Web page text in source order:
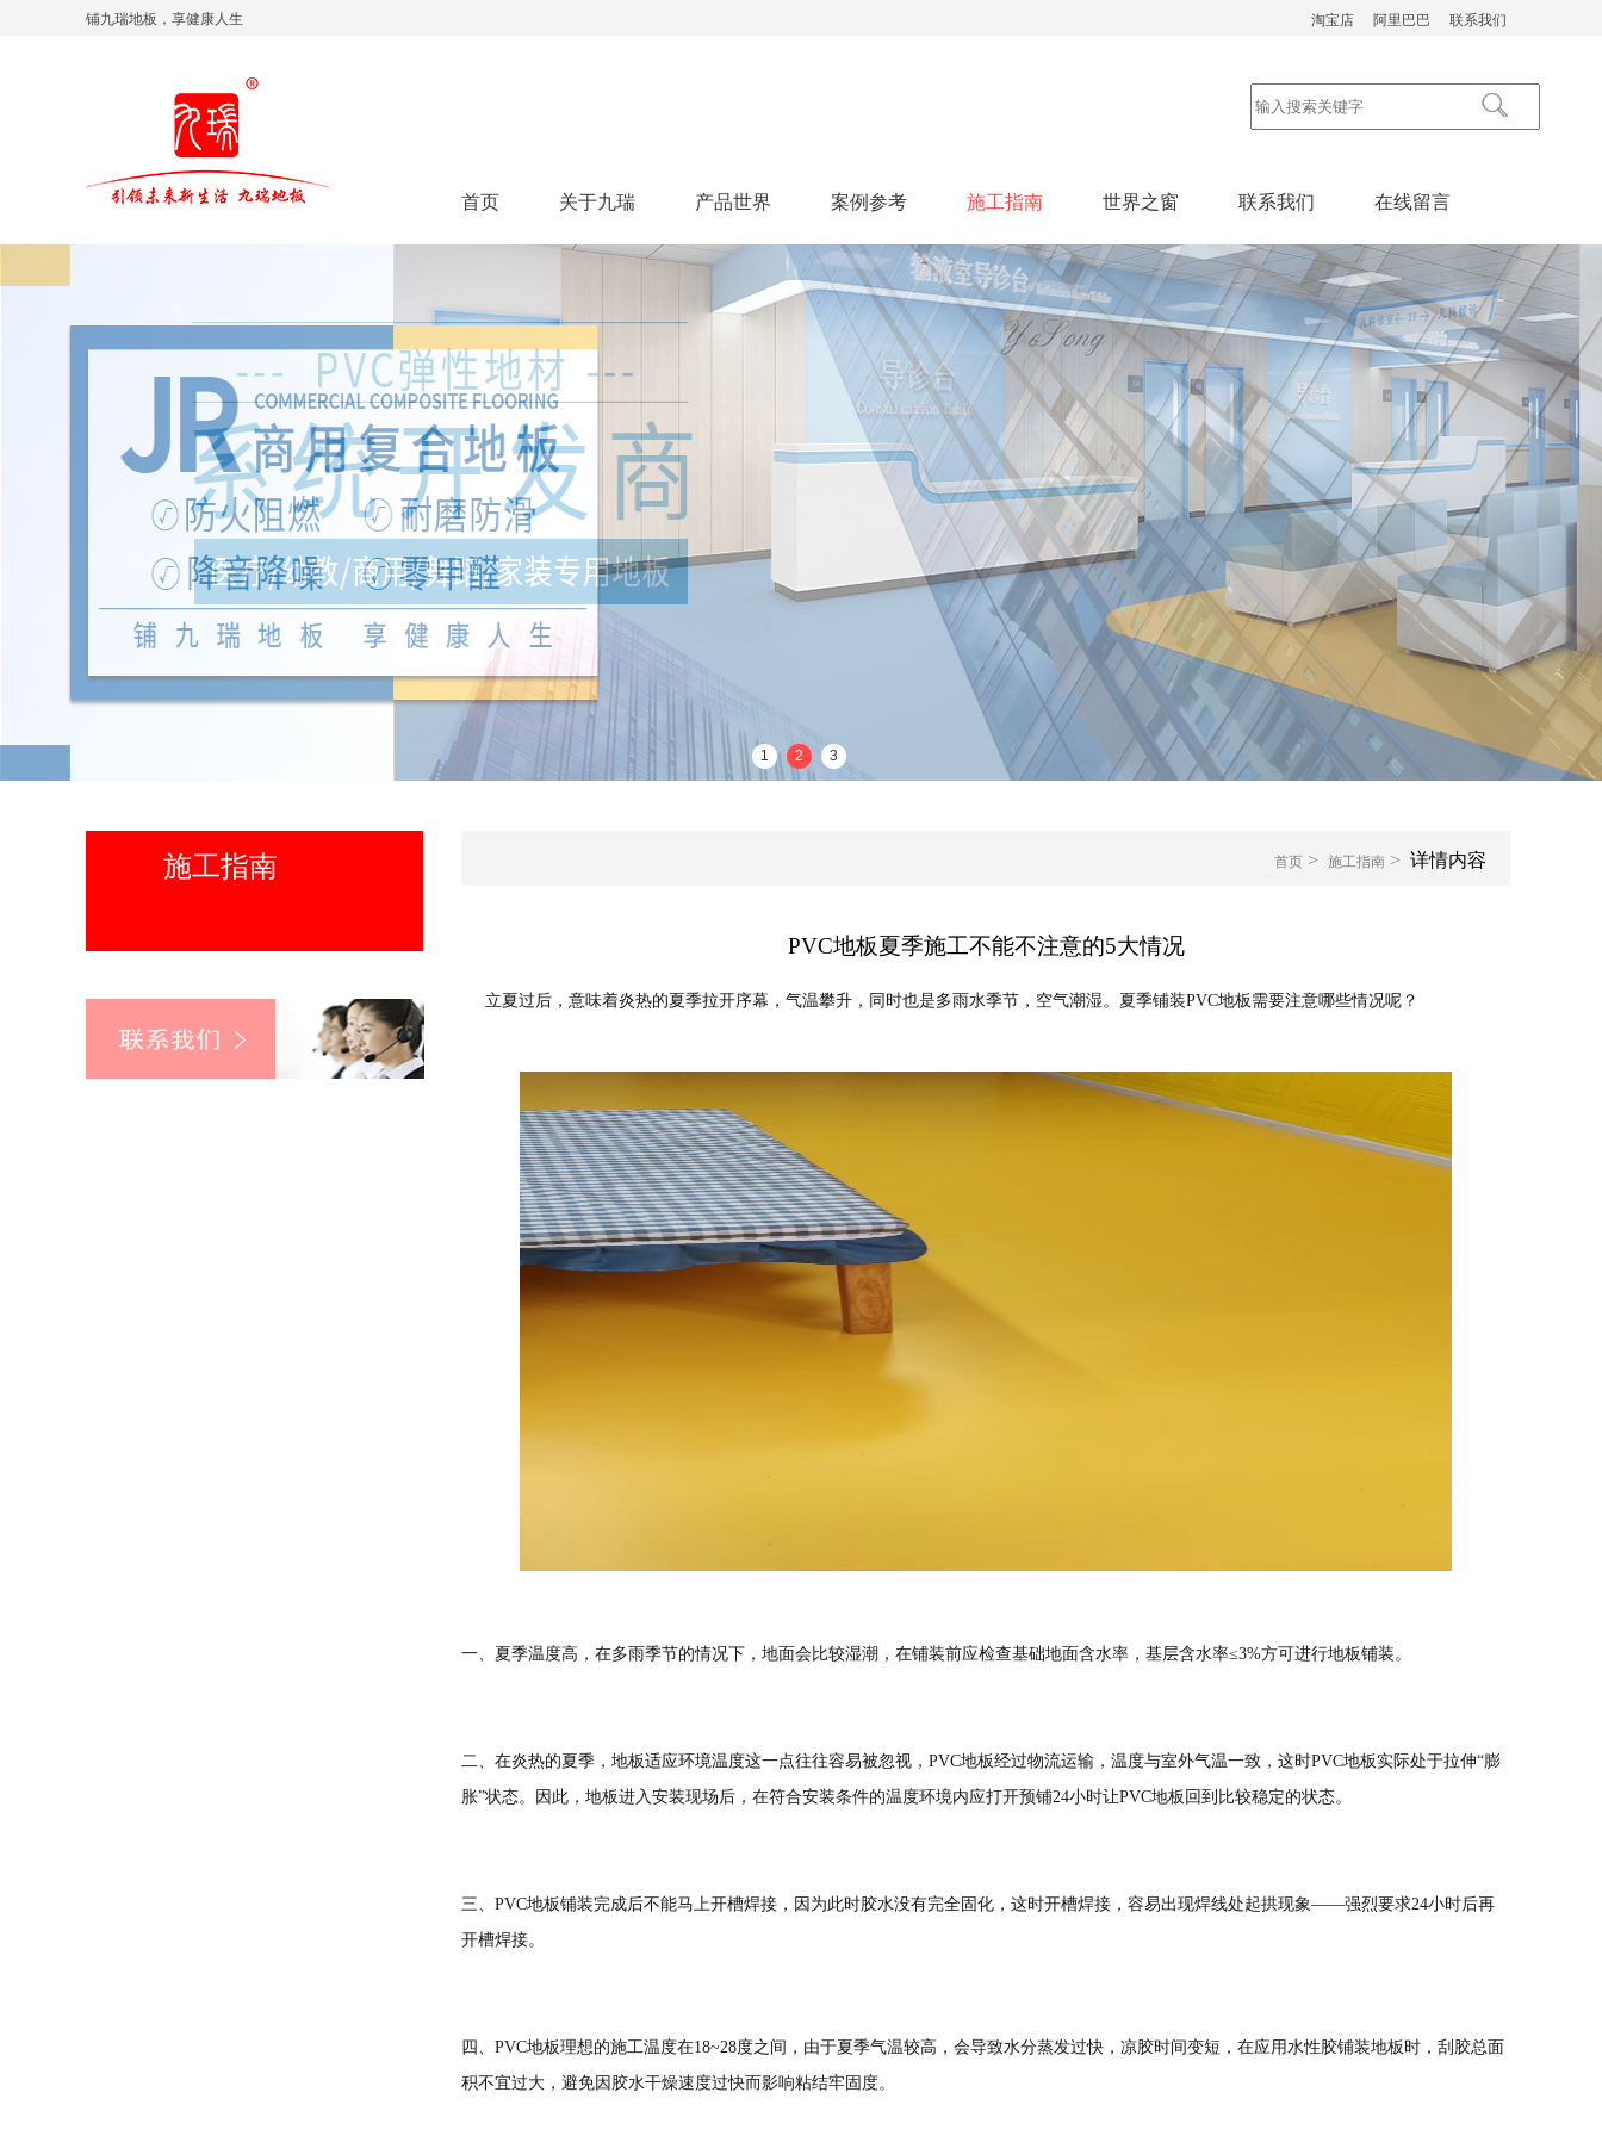
铺九瑞地板，享健康人生 淘宝店 阿里巴巴 联系我们
首页 关于九瑞 产品世界 案例参考 施工指南 世界之窗 联系我们 在线留言
1 2 3
施工指南 首页 > 施工指南 > 详情内容
PVC地板夏季施工不能不注意的5大情况
立夏过后，意味着炎热的夏季拉开序幕，气温攀升，同时也是多雨水季节，空气潮湿。夏季铺装PVC地板需要注意哪些情况呢？
一、夏季温度高，在多雨季节的情况下，地面会比较湿潮，在铺装前应检查基础地面含水率，基层含水率≤3%方可进行地板铺装。
二、在炎热的夏季，地板适应环境温度这一点往往容易被忽视，PVC地板经过物流运输，温度与室外气温一致，这时PVC地板实际处于拉伸“膨
胀”状态。因此，地板进入安装现场后，在符合安装条件的温度环境内应打开预铺24小时让PVC地板回到比较稳定的状态。
三、PVC地板铺装完成后不能马上开槽焊接，因为此时胶水没有完全固化，这时开槽焊接，容易出现焊线处起拱现象——强烈要求24小时后再
开槽焊接。
四、PVC地板理想的施工温度在18~28度之间，由于夏季气温较高，会导致水分蒸发过快，凉胶时间变短，在应用水性胶铺装地板时，刮胶总面
积不宜过大，避免因胶水干燥速度过快而影响粘结牢固度。